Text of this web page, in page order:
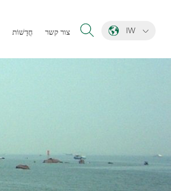
IW חֲדָשׁוֹת צור קשר